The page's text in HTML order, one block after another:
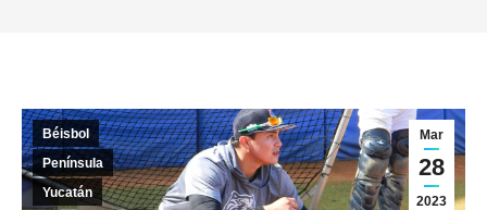
Mar
28
2023
Béisbol
Península
Yucatán